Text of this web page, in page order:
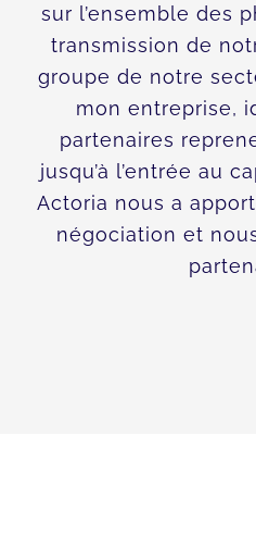
sur l’ensemble des
transmission de
groupe de notre
mon entreprise,
partenaires
jusqu’à l’entrée au
Actoria nous a
négociation et